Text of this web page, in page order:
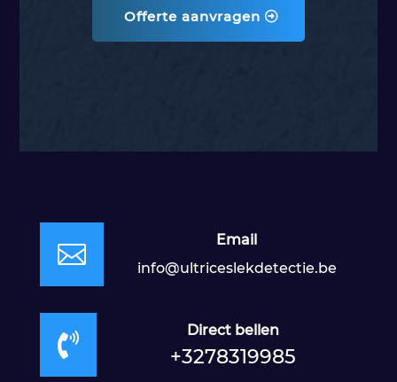
Offerte aanvragen

Email
info@ultriceslekdetectie.be

Direct bellen
+3278319985